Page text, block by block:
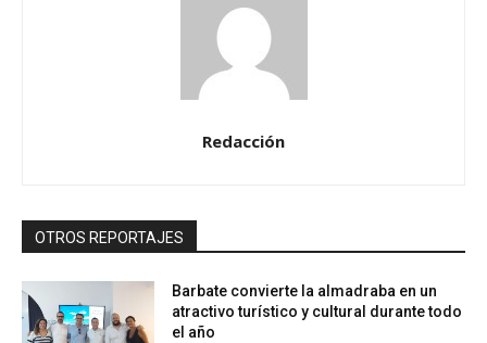
Redacción
OTROS REPORTAJES
Barbate convierte la almadraba en un
atractivo turístico y cultural durante todo
el año